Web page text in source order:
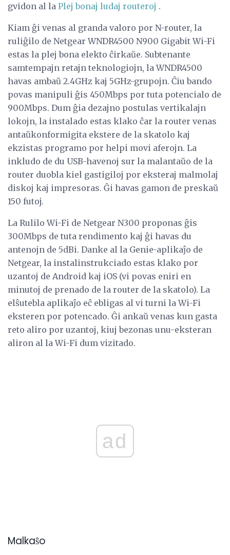
gvidon al la Plej bonaj ludaj routeroj .
Kiam ĝi venas al granda valoro por N-router, la
ruliĝilo de Netgear WNDR4500 N900 Gigabit Wi-Fi
estas la plej bona elekto ĉirkaŭe. Subtenante
samtempajn retajn teknologiojn, la WNDR4500
havas ambaŭ 2.4GHz kaj 5GHz-grupojn. Ĉiu bando
povas manipuli ĝis 450Mbps por tuta potencialo de
900Mbps. Dum ĝia dezajno postulas vertikalajn
lokojn, la instalado estas klako ĉar la router venas
antaŭkonformigita ekstere de la skatolo kaj
ekzistas programo por helpi movi aferojn. La
inkludo de du USB-havenoj sur la malantaŭo de la
router duobla kiel gastigiloj por eksteraj malmolaj
diskoj kaj impresoras. Ĝi havas gamon de preskaŭ
150 futoj.
La Rulilo Wi-Fi de Netgear N300 proponas ĝis
300Mbps de tuta rendimento kaj ĝi havas du
antenojn de 5dBi. Danke al la Genie-aplikaĵo de
Netgear, la instalinstrukciado estas klako por
uzantoj de Android kaj iOS (vi povas eniri en
minutoj de prenado de la router de la skatolo). La
elŝutebla aplikaĵo eĉ ebligas al vi turni la Wi-Fi
eksteren por potencado. Ĝi ankaŭ venas kun gasta
reto aliro por uzantoj, kiuj bezonas unu-eksteran
aliron al la Wi-Fi dum vizitado.
ad
Malkaŝo